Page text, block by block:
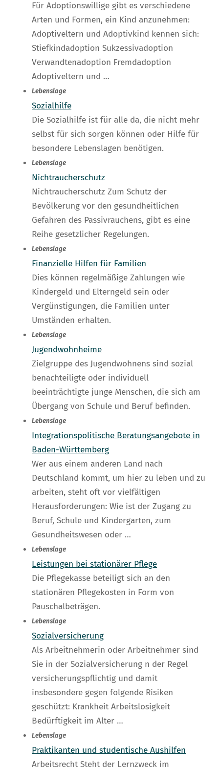
Für Adoptionswillige gibt es verschiedene
Arten und Formen, ein Kind anzunehmen:
Adoptiveltern und Adoptivkind kennen sich:
Stiefkindadoption Sukzessivadoption
Verwandtenadoption Fremdadoption
Adoptiveltern und …
Lebenslage
Sozialhilfe
Die Sozialhilfe ist für alle da, die nicht mehr
selbst für sich sorgen können oder Hilfe für
besondere Lebenslagen benötigen.
Lebenslage
Nichtraucherschutz
Nichtraucherschutz Zum Schutz der
Bevölkerung vor den gesundheitlichen
Gefahren des Passivrauchens, gibt es eine
Reihe gesetzlicher Regelungen.
Lebenslage
Finanzielle Hilfen für Familien
Dies können regelmäßige Zahlungen wie
Kindergeld und Elterngeld sein oder
Vergünstigungen, die Familien unter
Umständen erhalten.
Lebenslage
Jugendwohnheime
Zielgruppe des Jugendwohnens sind sozial
benachteiligte oder individuell
beeinträchtigte junge Menschen, die sich am
Übergang von Schule und Beruf befinden.
Lebenslage
Integrationspolitische Beratungsangebote in
Baden-Württemberg
Wer aus einem anderen Land nach
Deutschland kommt, um hier zu leben und zu
arbeiten, steht oft vor vielfältigen
Herausforderungen: Wie ist der Zugang zu
Beruf, Schule und Kindergarten, zum
Gesundheitswesen oder …
Lebenslage
Leistungen bei stationärer Pflege
Die Pflegekasse beteiligt sich an den
stationären Pflegekosten in Form von
Pauschalbeträgen.
Lebenslage
Sozialversicherung
Als Arbeitnehmerin oder Arbeitnehmer sind
Sie in der Sozialversicherung n der Regel
versicherungspflichtig und damit
insbesondere gegen folgende Risiken
geschützt: Krankheit Arbeitslosigkeit
Bedürftigkeit im Alter …
Lebenslage
Praktikanten und studentische Aushilfen
Arbeitsrecht Steht der Lernzweck im